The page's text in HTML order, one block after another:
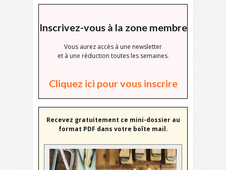
Inscrivez-vous à la zone membre
Vous aurez accès à une newsletter
et à une réduction toutes les semaines.
Cliquez ici pour vous inscrire
Recevez gratuitement ce mini-dossier au
format PDF dans votre boîte mail.